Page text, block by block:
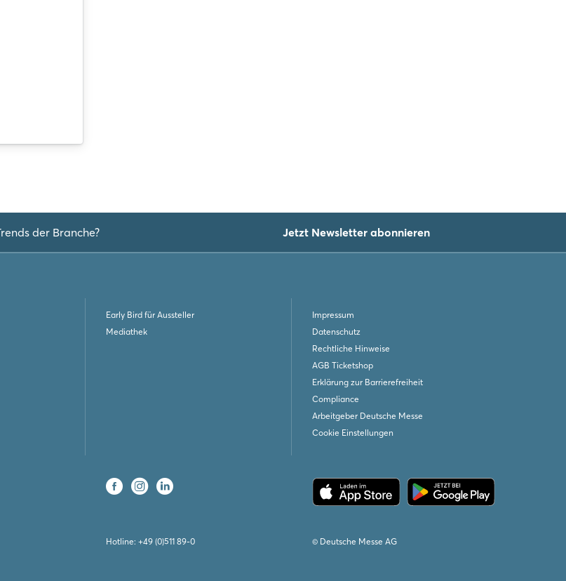
der Branche? Jetzt Newsletter abonnieren
Early Bird für Aussteller
Mediathek
Impressum
Datenschutz
Rechtliche Hinweise
AGB Ticketshop
Erklärung zur Barrierefreiheit
Compliance
Arbeitgeber Deutsche Messe
Cookie Einstellungen
Hotline: +49 (0)511 89-0 © Deutsche Messe AG